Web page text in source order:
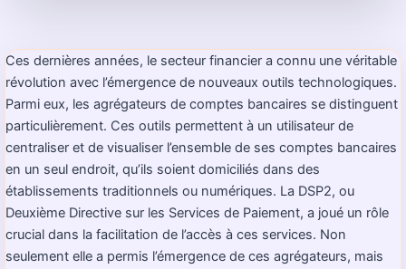
Ces dernières années, le secteur financier a connu une véritable
révolution avec l’émergence de nouveaux outils technologiques.
Parmi eux, les agrégateurs de comptes bancaires se distinguent
particulièrement. Ces outils permettent à un utilisateur de
centraliser et de visualiser l’ensemble de ses comptes bancaires
en un seul endroit, qu’ils soient domiciliés dans des
établissements traditionnels ou numériques. La DSP2, ou
Deuxième Directive sur les Services de Paiement, a joué un rôle
crucial dans la facilitation de l’accès à ces services. Non
seulement elle a permis l’émergence de ces agrégateurs, mais